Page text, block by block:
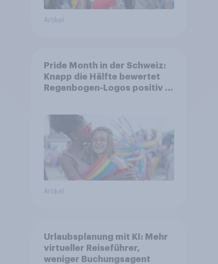
Artikel
Pride Month in der Schweiz:
Knapp die Hälfte bewertet
Regenbogen-Logos positiv –
Artikel
Urlaubsplanung mit KI: Mehr
virtueller Reiseführer,
weniger Buchungsagent